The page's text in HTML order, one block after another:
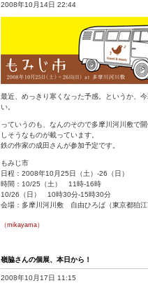
2008年10月14日 22:44
最近、めっきり寒くなった予感。というか、
い。
っていうのも、なんのそので多摩川河川敷で
しそうなものが載っています。
鉄の作家の成田さんが参加予定です。
もみじ市
日程：2008年10月25日（土）-26（日）
時間：10/25（土） 11時-16時
10/26（日） 10時30分-15時30分
会場：多摩川河川敷 自由ひろば（東京都狛江
（mikayama）
嶺脇さんの個展、本日から！
2008年10月17日 11:15